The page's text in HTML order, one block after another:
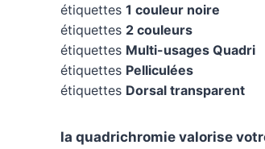
étiquettes 1 couleur noire
étiquettes 2 couleurs
étiquettes Multi-usages Quadri
étiquettes Pelliculées
étiquettes Dorsal transparent
la quadrichromie valorise